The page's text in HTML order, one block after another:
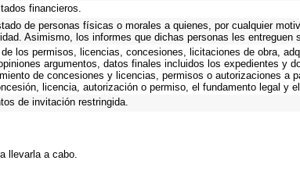
financieros.
de personas físicas o morales a quienes, por cualquier
Asimismo, los informes que dichas personas les
los permisos, licencias, concesiones, licitaciones de obra,
argumentos, datos finales incluidos los expedientes y
de concesiones y licencias, permisos o autorizaciones a
licencia, autorización o permiso, el fundamento legal y
de invitación restringida.
llevarla a cabo.